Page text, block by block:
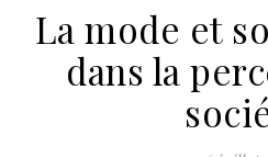
La mode et
dans la